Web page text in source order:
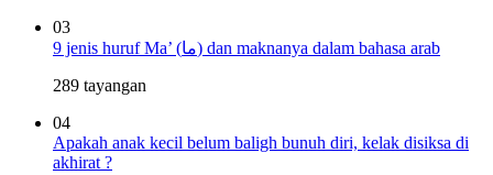
03
9 jenis huruf Ma’ (ما) dan maknanya dalam bahasa arab
289 tayangan
04
Apakah anak kecil belum baligh bunuh diri, kelak disiksa di
akhirat ?